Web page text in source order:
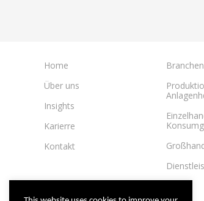
Home
Über uns
Insights
Karierre
Kontakt
Branchen